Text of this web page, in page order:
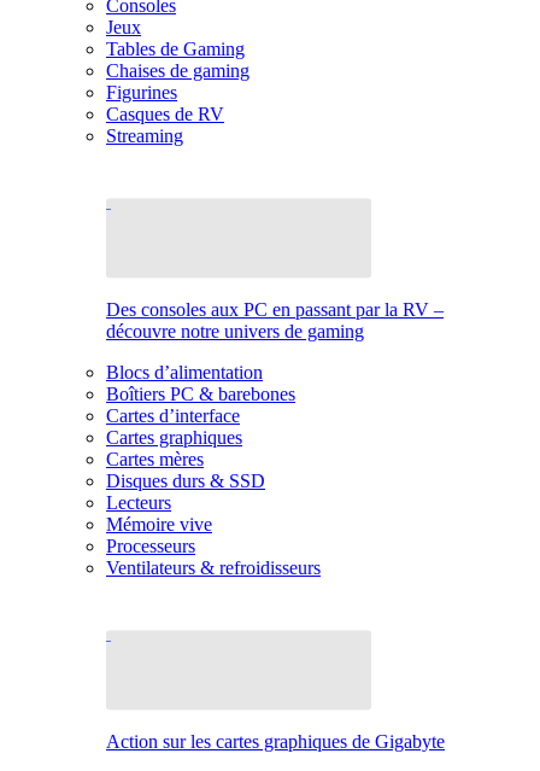
Consoles
Jeux
Tables de Gaming
Chaises de gaming
Figurines
Casques de RV
Streaming
Des consoles aux PC en passant par la RV –
découvre notre univers de gaming
Blocs d’alimentation
Boîtiers PC & barebones
Cartes d’interface
Cartes graphiques
Cartes mères
Disques durs & SSD
Lecteurs
Mémoire vive
Processeurs
Ventilateurs & refroidisseurs
Action sur les cartes graphiques de Gigabyte